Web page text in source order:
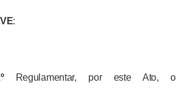
:
Regulamentar, por este Ato, o